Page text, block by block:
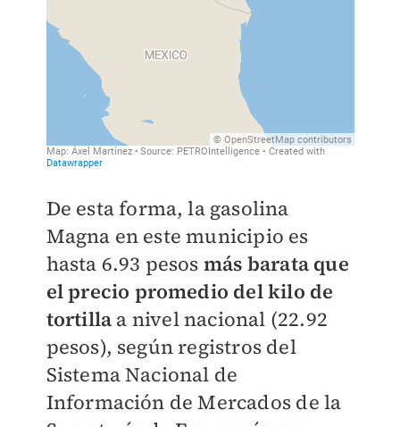
De esta forma, la gasolina
Magna en este municipio es
hasta 6.93 pesos más barata que
el precio promedio del kilo de
tortilla a nivel nacional (22.92
pesos), según registros del
Sistema Nacional de
Información de Mercados de la